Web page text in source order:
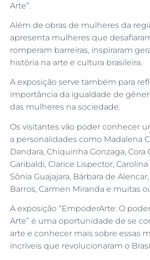
Arte”.
Além de obras de mulheres da
apresenta mulheres que
romperam barreiras, inspiraram
história na arte e cultura brasileira.
A exposição serve também para
importância da igualdade de
das mulheres na sociedade.
Os visitantes vão poder conhecer
a personalidades como Madalena
Dandara, Chiquinha Gonzaga, Cora
Garibaldi, Clarice Lispector,
Sônia Guajajara, Bárbara de
Barros, Carmen Miranda e muitas
A exposição “EmpoderArte: O
Arte” é uma oportunidade de se
arte e conhecer mais sobre essas
incríveis que revolucionaram o